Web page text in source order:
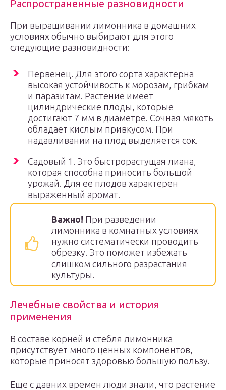
Распространенные разновидности
При выращивании лимонника в домашних
условиях обычно выбирают для этого
следующие разновидности:
Первенец. Для этого сорта характерна
высокая устойчивость к морозам, грибкам
и паразитам. Растение имеет
цилиндрические плоды, которые
достигают 7 мм в диаметре. Сочная мякоть
обладает кислым привкусом. При
надавливании на плод выделяется сок.
Садовый 1. Это быстрорастущая лиана,
которая способна приносить большой
урожай. Для ее плодов характерен
выраженный аромат.
Важно! При разведении
лимонника в комнатных условиях
нужно систематически проводить
обрезку. Это поможет избежать
слишком сильного разрастания
культуры.
Лечебные свойства и история
применения
В составе корней и стебля лимонника
присутствует много ценных компонентов,
которые приносят здоровью большую пользу.
Еще с давних времен люди знали, что растение